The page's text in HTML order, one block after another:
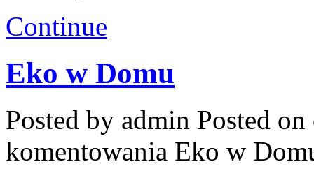
Continue
Eko w Domu
Posted by admin Posted
komentowania Eko w